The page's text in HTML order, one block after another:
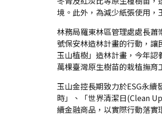
境。此外，為減少紙張使用
林務局羅東林區管理處處長
號保安林造林計畫的行動，
玉山植樹」造林計畫，今年
萬棵臺灣原生樹苗的栽植撫育
玉山金控長期致力於ESG永
時」、「世界清潔日(Clean
續金融商品，以實際行動落實